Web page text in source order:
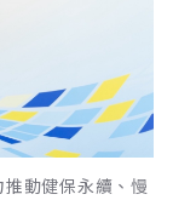
動健保永續、慢